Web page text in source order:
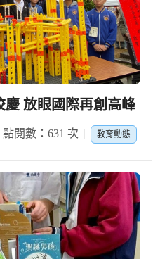
慶 放眼國際再創高峰
點閱數：631 次 教育動態